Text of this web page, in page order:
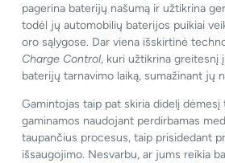
pagerina baterijų našumą ir užtikrina
todėl jų automobilių baterijos puikiai
oro sąlygose. Dar viena išskirtinė
Charge Control, kuri užtikrina greitesnį
baterijų tarnavimo laiką, sumažinant jų
Gamintojas taip pat skiria didelį
gaminamos naudojant perdirbamas
taupančius procesus, taip prisidedant
išsaugojimo. Nesvarbu, ar jums reikia